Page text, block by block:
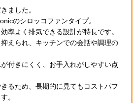
ました。
のシロッコファンタイプ。
率よく排気できる設計が特長です。
えられ、キッチンでの会話や調理の
付きにくく、お手入れがしやすい点
るため、長期的に見てもコストパフ
。